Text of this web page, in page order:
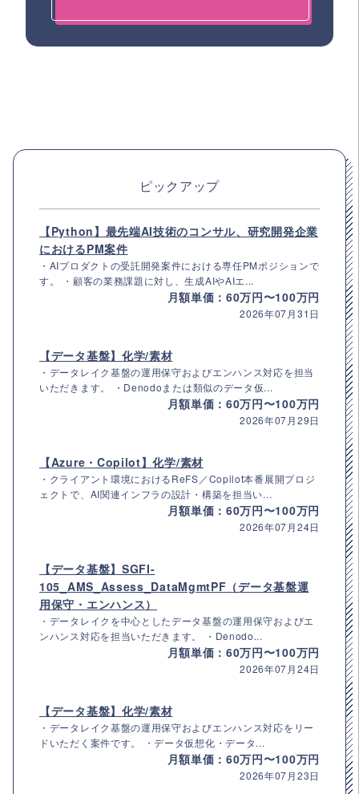
ピックアップ
【Python】最先端AI技術のコンサル、研究開発企業
におけるPM案件
・AIプロダクトの受託開発案件における専任PMポジションで
す。 ・顧客の業務課題に対し、生成AIやAIエ...
月額単価：60万円〜100万円
2026年07月31日
【データ基盤】化学/素材
・データレイク基盤の運用保守およびエンハンス対応を担当
いただきます。 ・Denodoまたは類似のデータ仮...
月額単価：60万円〜100万円
2026年07月29日
【Azure・Copilot】化学/素材
・クライアント環境におけるReFS／Copilot本番展開プロジ
ェクトで、AI関連インフラの設計・構築を担当い...
月額単価：60万円〜100万円
2026年07月24日
【データ基盤】SGFI-
105_AMS_Assess_DataMgmtPF（データ基盤運
用保守・エンハンス）
・データレイクを中心としたデータ基盤の運用保守およびエ
ンハンス対応を担当いただきます。 ・Denodo...
月額単価：60万円〜100万円
2026年07月24日
【データ基盤】化学/素材
・データレイク基盤の運用保守およびエンハンス対応をリー
ドいただく案件です。 ・データ仮想化・データ...
月額単価：60万円〜100万円
2026年07月23日